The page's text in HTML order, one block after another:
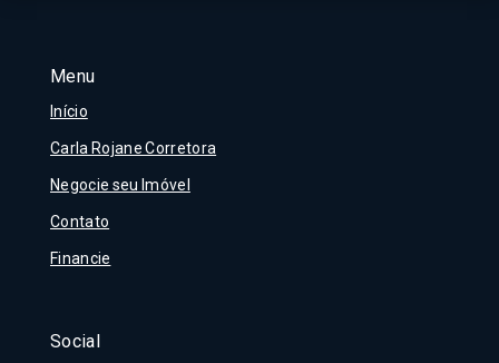
Menu
Início
Carla Rojane Corretora
Negocie seu Imóvel
Contato
Financie
Social